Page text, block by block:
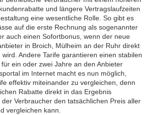
und längere Vertragslaufzeiten
eine wesentliche Rolle. So gibt es
auf die erste Rechnung als sogenannter
auch einen Sofortbonus, wenn der neue
in Broich, Mülheim an der Ruhr direkt
Andere Tarife garantieren einen stabilen
ein oder zwei Jahre an den Anbieter
im Internet macht es nun möglich,
effektiv miteinander zu vergleichen, denn
Rabatte direkt in das Ergebnis
Verbraucher den tatsächlichen Preis aller
vergleichen kann.